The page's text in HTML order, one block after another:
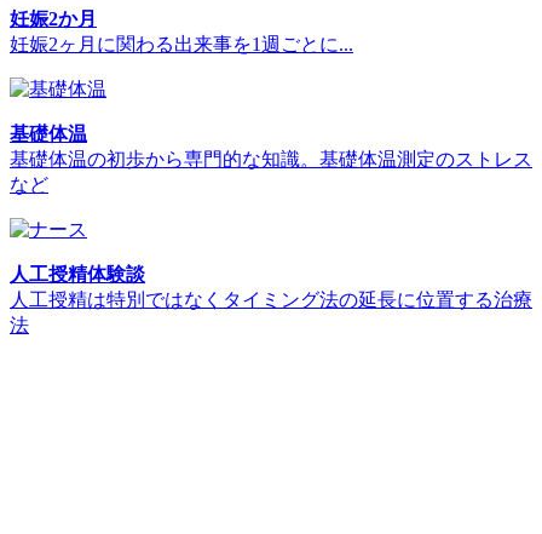
妊娠2か月
妊娠2ヶ月に関わる出来事を1週ごとに...
基礎体温
基礎体温の初歩から専門的な知識。基礎体温測定のストレス
など
人工授精体験談
人工授精は特別ではなくタイミング法の延長に位置する治療
法